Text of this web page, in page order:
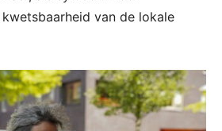
van de lokale